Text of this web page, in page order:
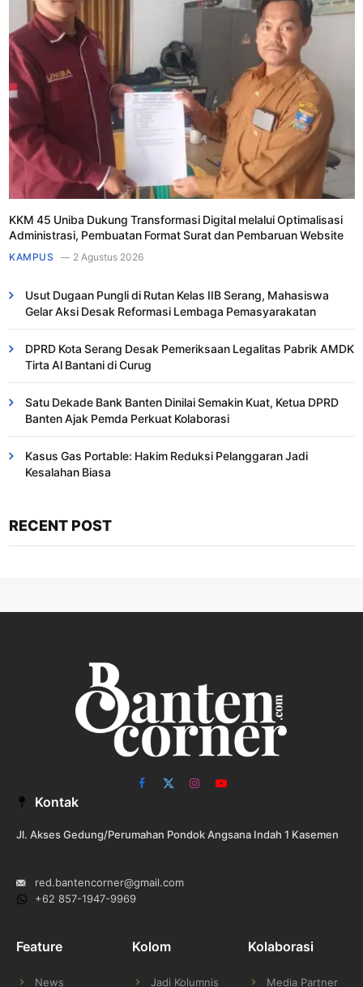
KKM 45 Uniba Dukung Transformasi Digital melalui Optimalisasi
Administrasi, Pembuatan Format Surat dan Pembaruan Website
KAMPUS 2 Agustus 2026
Usut Dugaan Pungli di Rutan Kelas IIB Serang, Mahasiswa
Gelar Aksi Desak Reformasi Lembaga Pemasyarakatan
DPRD Kota Serang Desak Pemeriksaan Legalitas Pabrik AMDK
Tirta Al Bantani di Curug
Satu Dekade Bank Banten Dinilai Semakin Kuat, Ketua DPRD
Banten Ajak Pemda Perkuat Kolaborasi
Kasus Gas Portable: Hakim Reduksi Pelanggaran Jadi
Kesalahan Biasa ​
RECENT POST
Facebook
X
InstagramYouTube
Kontak
Jl. Akses Gedung/Perumahan Pondok Angsana Indah 1 Kasemen
red.bantencorner@gmail.com
+62 857-1947-9969
Feature
News
Kolom
Jadi Kolumnis
Kolaborasi
Media Partner